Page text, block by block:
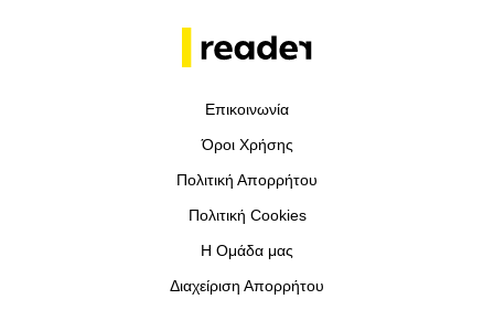
Επικοινωνία
Όροι Χρήσης
Πολιτική Απορρήτου
Πολιτική Cookies
Η Ομάδα μας
Διαχείριση Απορρήτου